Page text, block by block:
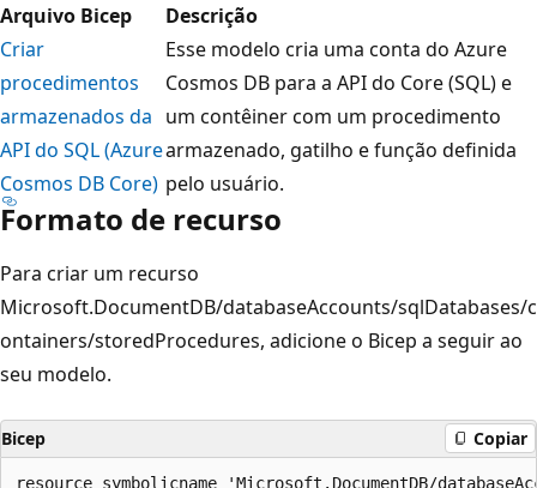
Arquivo Bicep
Descrição
Criar
procedimentos
armazenados da
API do SQL (Azure
Cosmos DB Core)
Esse modelo cria uma conta do Azure
Cosmos DB para a API do Core (SQL) e
um contêiner com um procedimento
armazenado, gatilho e função definida
pelo usuário.
Formato de recurso
Para criar um recurso
Microsoft.DocumentDB/databaseAccounts/sqlDatabases/c
ontainers/storedProcedures, adicione o Bicep a seguir ao
seu modelo.
Bicep Copiar
resource symbolicname 'Microsoft.DocumentDB/